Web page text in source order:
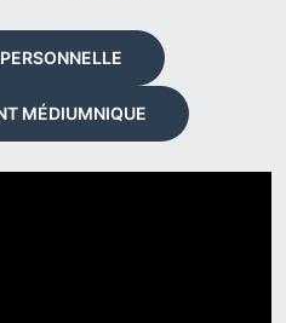
MÉDIUMNIQUE